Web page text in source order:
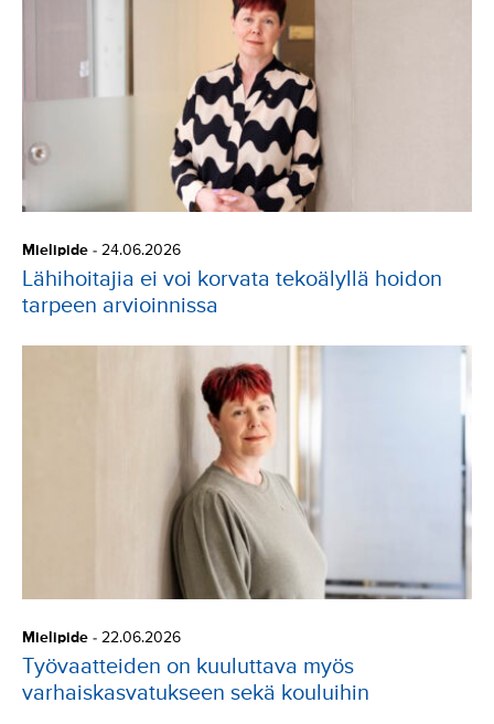
Mielipide - 24.06.2026
Lähihoitajia ei voi korvata tekoälyllä hoidon
tarpeen arvioinnissa
Mielipide - 22.06.2026
Työvaatteiden on kuuluttava myös
varhaiskasvatukseen sekä kouluihin